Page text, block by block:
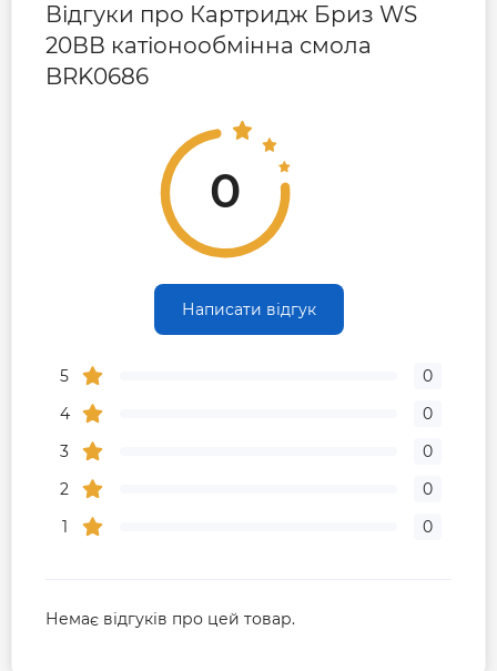
Відгуки про Картридж Бриз WS
20ВВ катіонообмінна смола
BRK0686
0
Написати відгук
5
0
4
0
3
0
2
0
1
0
Немає відгуків про цей товар.